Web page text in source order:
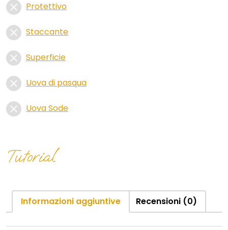
Protettivo
Staccante
Superficie
Uova di pasqua
Uova Sode
Tutorial
Informazioni aggiuntive Recensioni (0)